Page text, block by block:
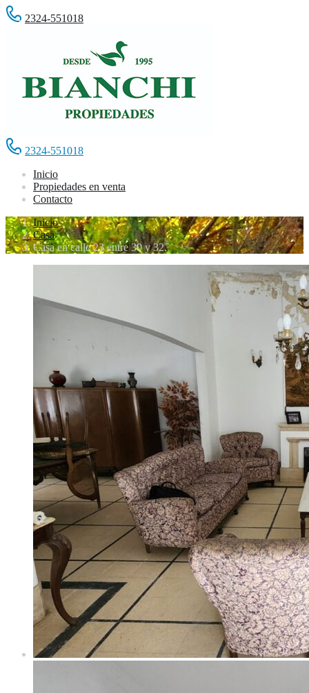
2324-551018
2324-551018
Inicio
Propiedades en venta
Contacto
Inicio
Casa
Casa en calle 23 entre 30 y 32.